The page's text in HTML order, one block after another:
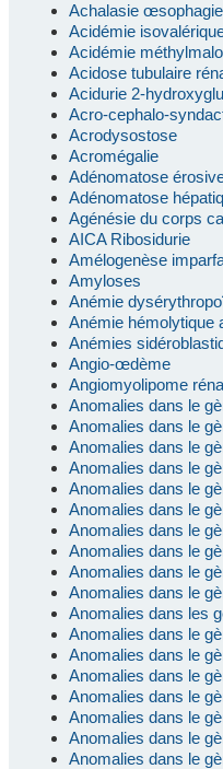
Achalasie
Acidémie
Acidémie
Acidose tubulaire
Acidurie 2-
Acro-cephalo-
Acrodysostose
Acromégalie
Adénomatose
Adénomatose
Agénésie du corps
AICA Ribosidurie
Amélogenèse
Amyloses
Anémie
Anémie hémolytique
Anémies
Angio-œdème
Angiomyolipome
Anomalies dans le
Anomalies dans le
Anomalies dans le
Anomalies dans le
Anomalies dans le
Anomalies dans le
Anomalies dans le
Anomalies dans le
Anomalies dans le
Anomalies dans le
Anomalies dans les
Anomalies dans le
Anomalies dans le
Anomalies dans le
Anomalies dans le
Anomalies dans le
Anomalies dans le
Anomalies dans le